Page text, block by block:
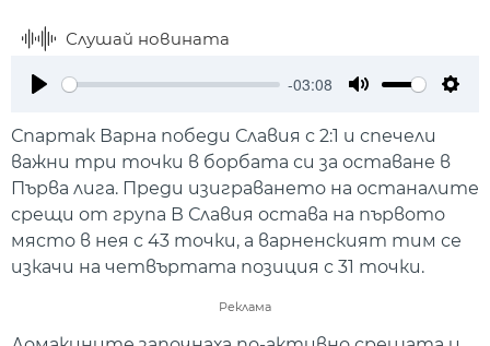
Слушай новината
-03:08
Спартак Варна победи Славия с 2:1 и спечели
важни три точки в борбата си за оставане в
Първа лига. Преди изиграването на останалите
срещи от група В Славия остава на първото
място в нея с 43 точки, а варненският тим се
изкачи на четвъртата позиция с 31 точки.
Реклама